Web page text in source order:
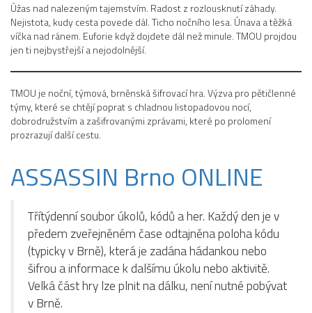
Úžas nad nalezeným tajemstvím. Radost z rozlousknutí záhady.
Nejistota, kudy cesta povede dál. Ticho nočního lesa. Únava a těžká
víčka nad ránem. Euforie když dojdete dál než minule. TMOU projdou
jen ti nejbystřejší a nejodolnější.
TMOU je noční, týmová, brněnská šifrovací hra. Výzva pro pětičlenné
týmy, které se chtějí poprat s chladnou listopadovou nocí,
dobrodružstvím a zašifrovanými zprávami, které po prolomení
prozrazují další cestu.
ASSASSIN Brno ONLINE
Třítýdenní soubor úkolů, kódů a her. Každý den je v
předem zveřejněném čase odtajněna poloha kódu
(typicky v Brně), která je zadána hádankou nebo
šifrou a informace k dalšímu úkolu nebo aktivitě.
Velká část hry lze plnit na dálku, není nutné pobývat
v Brně.